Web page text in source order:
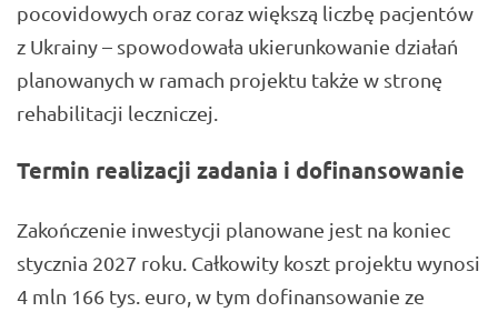
pocovidowych oraz coraz większą liczbę pacjentów
z Ukrainy – spowodowała ukierunkowanie działań
planowanych w ramach projektu także w stronę
rehabilitacji leczniczej.
Termin realizacji zadania i dofinansowanie
Zakończenie inwestycji planowane jest na koniec
stycznia 2027 roku. Całkowity koszt projektu wynosi
4 mln 166 tys. euro, w tym dofinansowanie ze